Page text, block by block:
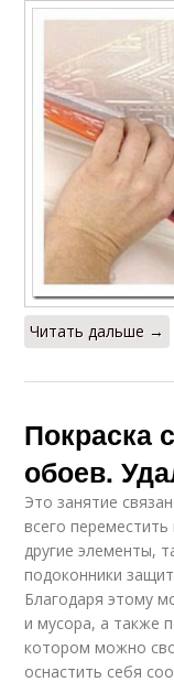
Читать дальше →
Покраска
обоев.
Это занятие
всего
другие элементы,
подоконники
Благодаря этому
и мусора, а также
котором можно
оснастить себя